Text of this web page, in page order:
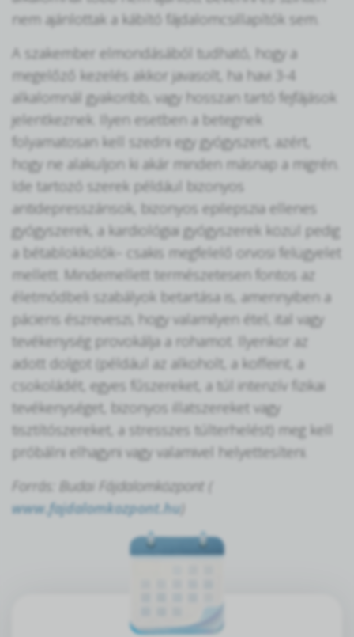
nem ajánlottak a kábító fájdalomcsillapítók sem.
A szakember elmondásából tudható, hogy a
megelőző kezelés akkor javasolt, ha havi 3-4
alkalomnál gyakoribb, vagy hosszan tartó fejfájások
jelentkeznek. Ilyen esetben a betegnek
folyamatosan kell szedni egy gyógyszert, azért,
hogy ne alakuljon ki akár minden másnap a migrén.
Ide tartozó szerek például bizonyos
antidepresszánsok, bizonyos epilepszia ellenes
gyógyszerek, a kardiológiai gyógyszerek közül pedig
a bétablokkolók– csakis megfelelő orvosi felügyelet
mellett. Mindemellett természetesen fontos az
életmódbeli szabályok betartása is, amennyiben a
páciens észreveszi, hogy valamilyen étel, ital vagy
tevékenység provokálja a rohamot. Ilyenkor az
adott dolgot (például az alkoholt, a koffeint, a
csokoládét, egyes fűszereket, a túl intenzív fizikai
tevékenységet, bizonyos illatszereket vagy
tisztítószereket, a stresszes túlterhelést) meg kell
próbálni elhagyni vagy valamivel helyettesíteni.
Forrás: Budai Fájdalomközpont (
www.fajdalomkozpont.hu